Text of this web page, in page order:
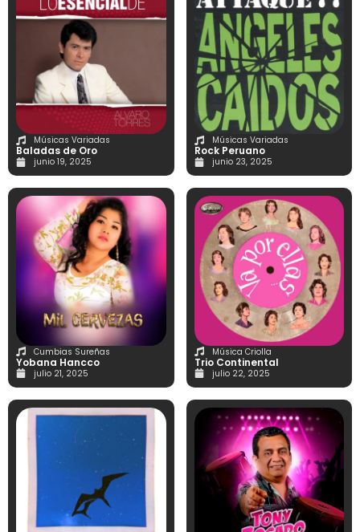
Músicas Variadas
Baladas de Oro
junio 19, 2025
Músicas Variadas
Rock Peruano
junio 23, 2025
Cumbias Sureñas
Yobana Hancco
julio 21, 2025
Música Criolla
Trio Continental
julio 22, 2025